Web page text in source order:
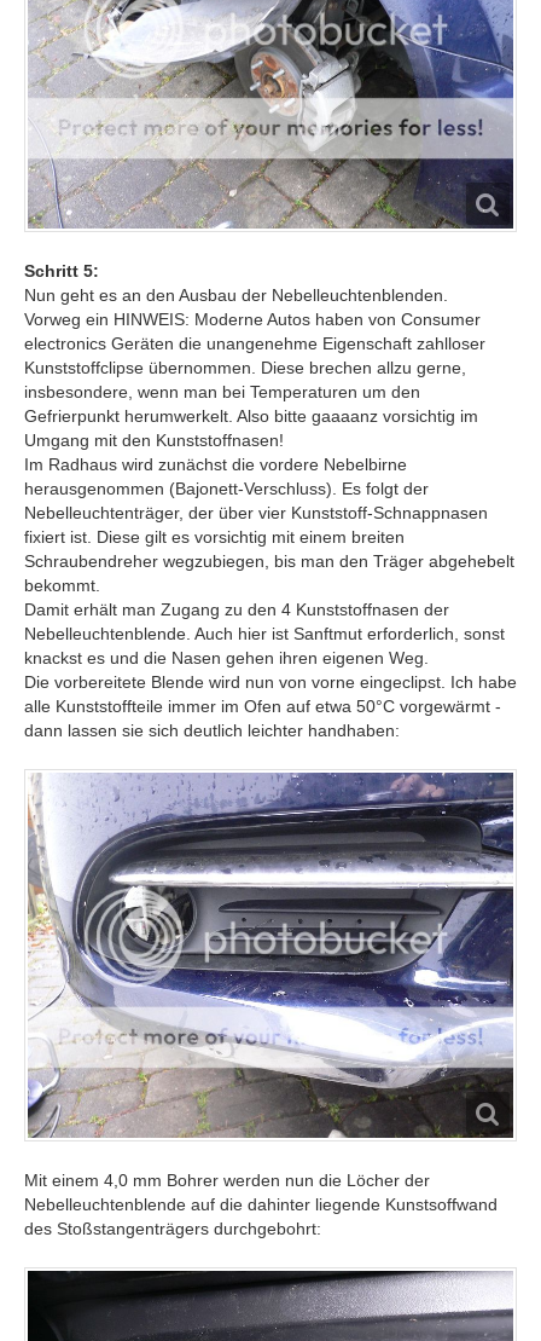
Schritt 5:
Nun geht es an den Ausbau der Nebelleuchtenblenden.
Vorweg ein HINWEIS: Moderne Autos haben von Consumer
electronics Geräten die unangenehme Eigenschaft zahlloser
Kunststoffclipse übernommen. Diese brechen allzu gerne,
insbesondere, wenn man bei Temperaturen um den
Gefrierpunkt herumwerkelt. Also bitte gaaaanz vorsichtig im
Umgang mit den Kunststoffnasen!
Im Radhaus wird zunächst die vordere Nebelbirne
herausgenommen (Bajonett-Verschluss). Es folgt der
Nebelleuchtenträger, der über vier Kunststoff-Schnappnasen
fixiert ist. Diese gilt es vorsichtig mit einem breiten
Schraubendreher wegzubiegen, bis man den Träger abgehebelt
bekommt.
Damit erhält man Zugang zu den 4 Kunststoffnasen der
Nebelleuchtenblende. Auch hier ist Sanftmut erforderlich, sonst
knackst es und die Nasen gehen ihren eigenen Weg.
Die vorbereitete Blende wird nun von vorne eingeclipst. Ich habe
alle Kunststoffteile immer im Ofen auf etwa 50°C vorgewärmt -
dann lassen sie sich deutlich leichter handhaben:
Mit einem 4,0 mm Bohrer werden nun die Löcher der
Nebelleuchtenblende auf die dahinter liegende Kunstsoffwand
des Stoßstangenträgers durchgebohrt: